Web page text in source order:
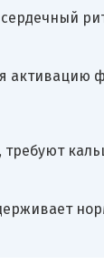
активацию